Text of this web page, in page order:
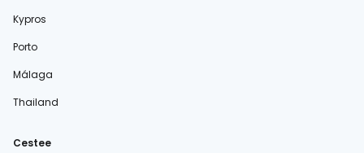
Kypros
Porto
Málaga
Thailand
Cestee